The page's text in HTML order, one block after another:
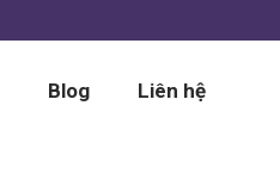
Blog Liên hệ